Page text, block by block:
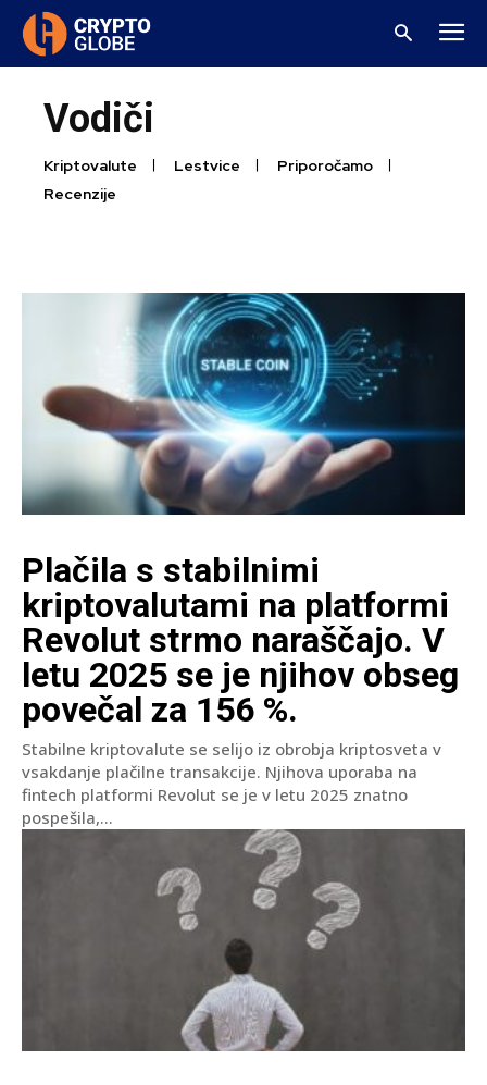
Vodiči
Kriptovalute Lestvice
Priporočamo
Recenzije
Plačila s stabilnimi
kriptovalutami na platformi
Revolut strmo naraščajo. V
letu 2025 se je njihov obseg
povečal za 156 %.
Stabilne kriptovalute se selijo iz obrobja kriptosveta v
vsakdanje plačilne transakcije. Njihova uporaba na
fintech platformi Revolut se je v letu 2025 znatno
pospešila,...